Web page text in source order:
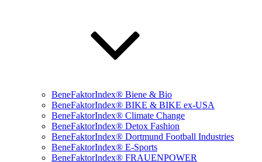
BeneFaktorIndex® Biene & Bio
BeneFaktorIndex® BIKE & BIKE ex-USA
BeneFaktorIndex® Climate Change
BeneFaktorIndex® Detox Fashion
BeneFaktorIndex® Dortmund Football Industries
BeneFaktorIndex® E-Sports
BeneFaktorIndex® FRAUENPOWER